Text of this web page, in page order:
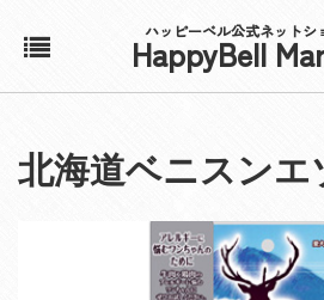
ハッピーベル公式ネットシ
HappyBell
アカウント
北海道ベニスンエ